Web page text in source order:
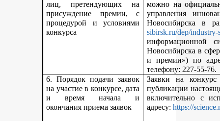
лиц, претендующих на
присуждение премии, с
процедурой и условиями
конкурса
можно на
управления
Новосибирска в
sibirsk.ru/dep/industry-
информационной
Новосибирска в
и премии») по
телефону: 227-55-76.
6. Порядок подачи заявок
на участие в конкурсе, дата
и время начала и
окончания приема заявок
Заявки на
публикации
включительно с
адресу:https://